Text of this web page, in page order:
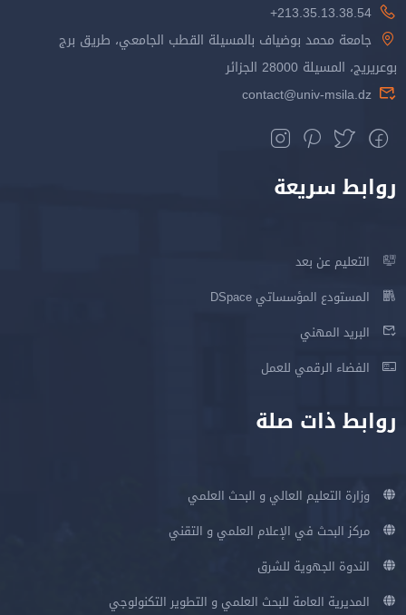
213.35.13.38.54+
جامعة محمد بوضياف بالمسيلة القطب الجامعي، طريق برج
بوعريريج، المسيلة 28000 الجزائر
contact@univ-msila.dz
روابط سريعة
التعليم عن بعد
المستودع المؤسساتي DSpace
البريد المهني
الفضاء الرقمي للعمل
روابط ذات صلة
وزارة التعليم العالي و البحث العلمي
مركز البحث في الإعلام العلمي و التقني
الندوة الجهوية للشرق
المديرية العامة للبحث العلمي و التطوير التكنولوجي